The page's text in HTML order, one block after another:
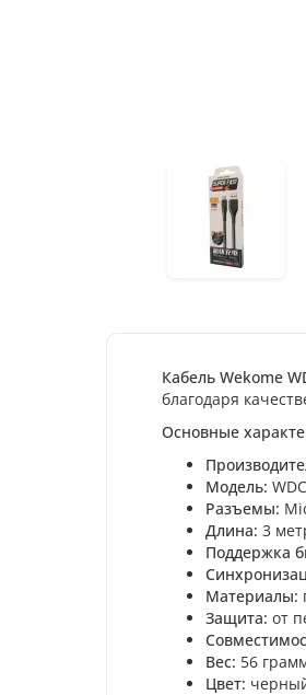
Кабель Wekome
благодаря
Основные
Модель:
Разъемы:
Длина: 3
Поддержка
Материалы:
Защита: от
Вес: 56
Цвет: